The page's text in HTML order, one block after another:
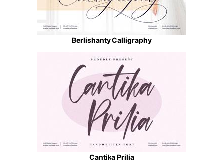
Berlishanty Calligraphy
Cantika Prilia